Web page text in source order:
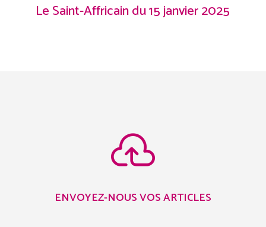
Le Saint-Affricain du 15 janvier 2025

ENVOYEZ-NOUS VOS ARTICLES